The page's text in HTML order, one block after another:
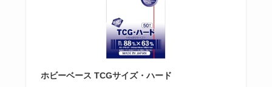
ホビーベース TCGサイズ・ハード